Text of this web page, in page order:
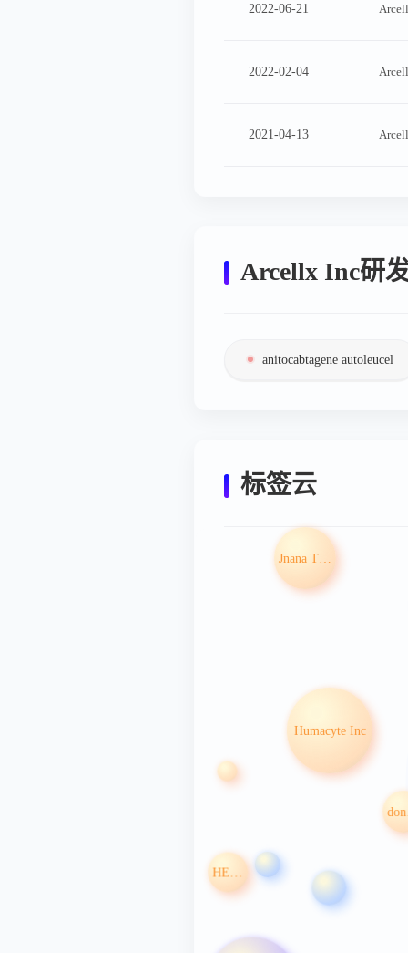
2022-06-21
2022-02-04
2021-04-13
Arcellx Inc研
anitocabtagene autoleucel
标签云
Humacyte Inc
Jnana Therapeutics Inc